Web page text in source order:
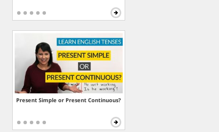
Present Simple or Present Continuous?